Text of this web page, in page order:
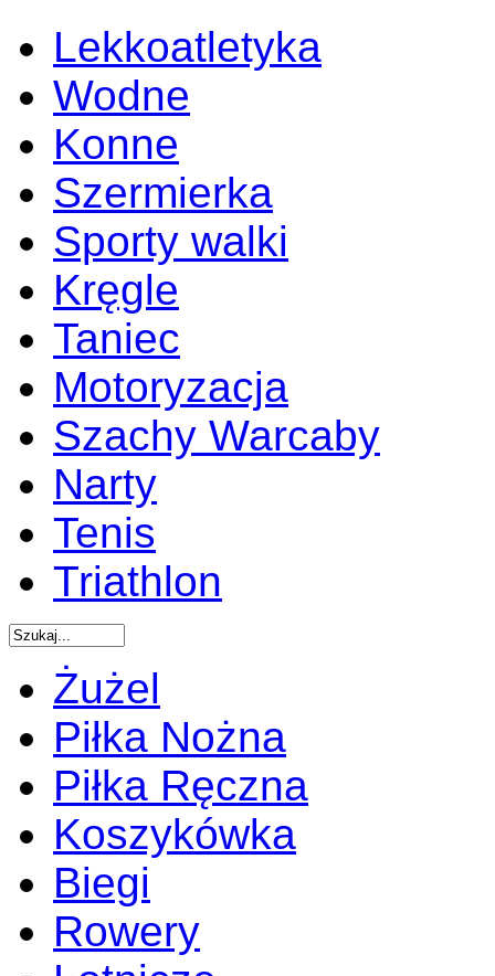
Lekkoatletyka
Wodne
Konne
Szermierka
Sporty walki
Kręgle
Taniec
Motoryzacja
Szachy Warcaby
Narty
Tenis
Triathlon
Żużel
Piłka Nożna
Piłka Ręczna
Koszykówka
Biegi
Rowery